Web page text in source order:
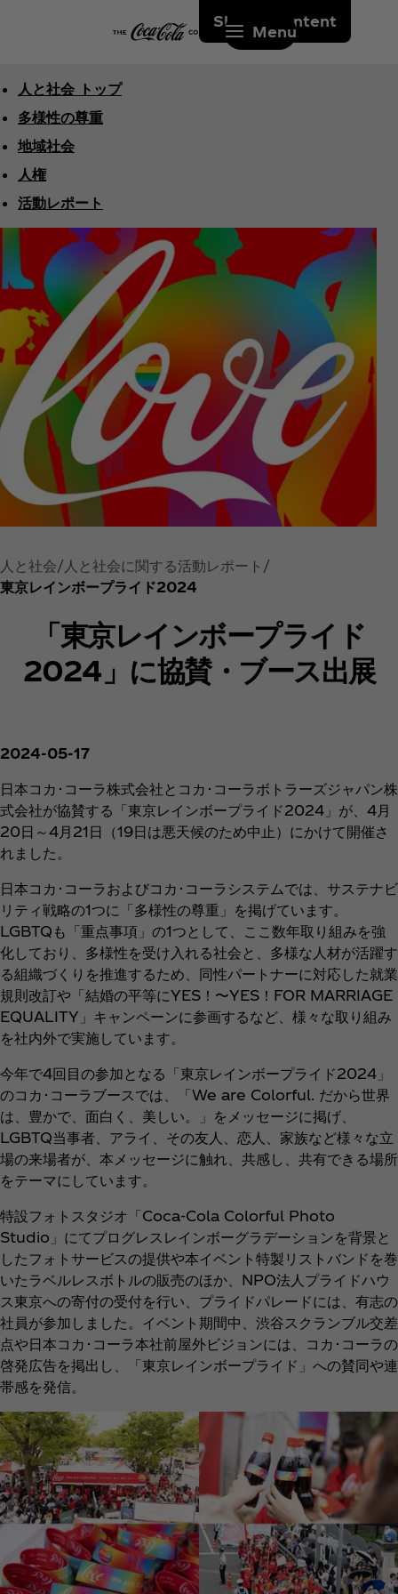
Skip to content
Menu
人と社会 トップ
多様性の尊重
地域社会
人権
活動レポート
人と社会
人と社会に関する活動レポート
東京レインボープライド2024
「東京レインボープライド
2024」に協賛・ブース出展
2024-05-17
日本コカ･コーラ株式会社とコカ･コーラボトラーズジャパン株
式会社が協賛する「東京レインボープライド2024」が、4月
20日～4月21日（19日は悪天候のため中止）にかけて開催さ
れました。
日本コカ･コーラおよびコカ･コーラシステムでは、サステナビ
リティ戦略の1つに「多様性の尊重」を掲げています。
LGBTQも「重点事項」の1つとして、ここ数年取り組みを強
化しており、多様性を受け入れる社会と、多様な人材が活躍す
る組織づくりを推進するため、同性パートナーに対応した就業
規則改訂や「結婚の平等にYES！〜YES！FOR MARRIAGE
EQUALITY」キャンペーンに参画するなど、様々な取り組み
を社内外で実施しています。
今年で4回目の参加となる「東京レインボープライド2024」
のコカ･コーラブースでは、「We are Colorful. だから世界
は、豊かで、面白く、美しい。」をメッセージに掲げ、
LGBTQ当事者、アライ、その友人、恋人、家族など様々な立
場の来場者が、本メッセージに触れ、共感し、共有できる場所
をテーマにしています。
特設フォトスタジオ「Coca‑Cola Colorful Photo
Studio」にてプログレスレインボーグラデーションを背景と
したフォトサービスの提供や本イベント特製リストバンドを巻
いたラベルレスボトルの販売のほか、NPO法人プライドハウ
ス東京への寄付の受付を行い、プライドパレードには、有志の
社員が参加しました。イベント期間中、渋谷スクランブル交差
点や日本コカ･コーラ本社前屋外ビジョンには、コカ･コーラの
啓発広告を掲出し、「東京レインボープライド」への賛同や連
帯感を発信。